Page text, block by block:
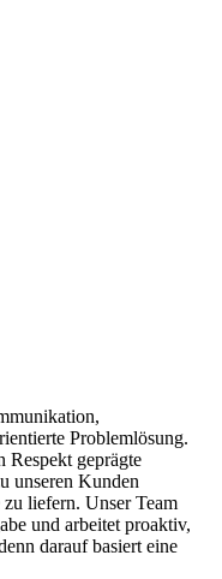
Problemlösung.
Respekt geprägte
unseren Kunden
liefern. Unser Team
und arbeitet proaktiv,
darauf basiert eine